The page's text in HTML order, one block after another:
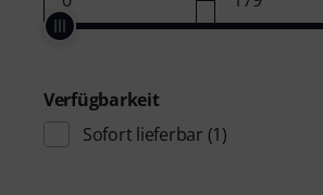
Verfügbarkeit
Sofort lieferbar (1)